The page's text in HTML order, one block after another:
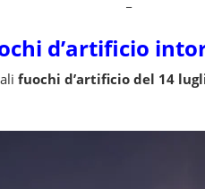
d’artificio
fuochi d’artificio del 14